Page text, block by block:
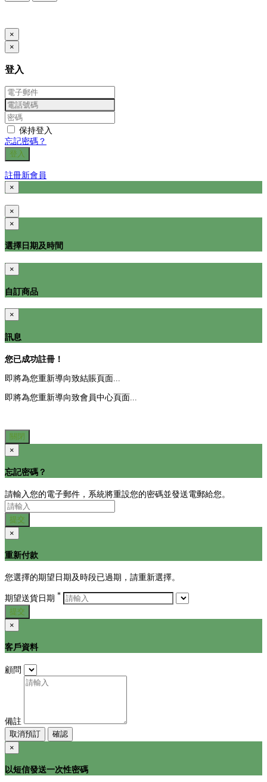
×
×
登入
保持登入
忘記密碼？
登入
註冊新會員
×
×
×
選擇日期及時間
×
自訂商品
×
訊息
您已成功註冊！
即將為您重新導向致結賬頁面...
即將為您重新導向致會員中心頁面...
關閉
×
忘記密碼？
請輸入您的電子郵件，系統將重設您的密碼並發送電郵給您。
提交
×
重新付款
您選擇的期望日期及時段已過期，請重新選擇。
期望送貨日期 *
提交
×
客戶資料
顧問
備註
取消預訂
確認
×
以短信發送一次性密碼